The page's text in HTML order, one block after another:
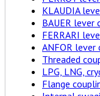
KLAUDIA
BAUER lever
FERRARI
ANFOR lever
Threaded
LPG, LNG,
Flange